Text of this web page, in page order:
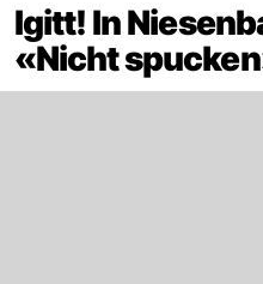
Igitt! In
«Nicht